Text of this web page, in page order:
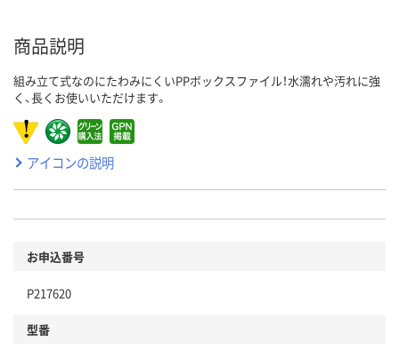
商品説明
組み立て式なのにたわみにくいPPボックスファイル！水濡れや汚れに強
く、長くお使いいただけます。
アイコンの説明
お申込番号
P217620
型番